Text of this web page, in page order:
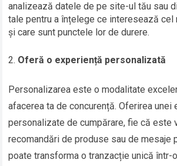
analizează datele de pe site-ul tău sau
tale pentru a înțelege ce interesează
și care sunt punctele lor de durere.
Oferă o experiență personalizată
Personalizarea este o modalitate
afacerea ta de concurență. Oferirea unei
personalizate de cumpărare, fie că este
recomandări de produse sau de mesaje
poate transforma o tranzacție unică într-